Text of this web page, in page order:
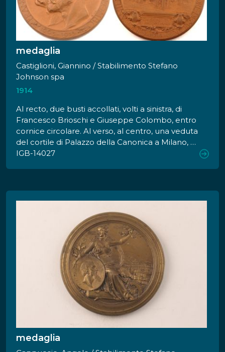
medaglia
medaglia
Castiglioni, Giannino / Stabilimento Stefano
Johnson spa
1914
Al recto, due busti accollati, volti a sinistra, di
Francesco Brioschi e Giuseppe Colombo, entro
cornice circolare. Al verso, al centro, una veduta
del cortile di Palazzo della Canonica a Milano, al
tempo sede del Politecnico, e, in basso, un
IGB-14027